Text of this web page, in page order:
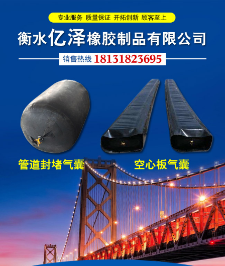
座
铁路盆式支座 公路盆式橡胶支座
抗震盆式支座
C40、60、80型桥梁伸
缩缝